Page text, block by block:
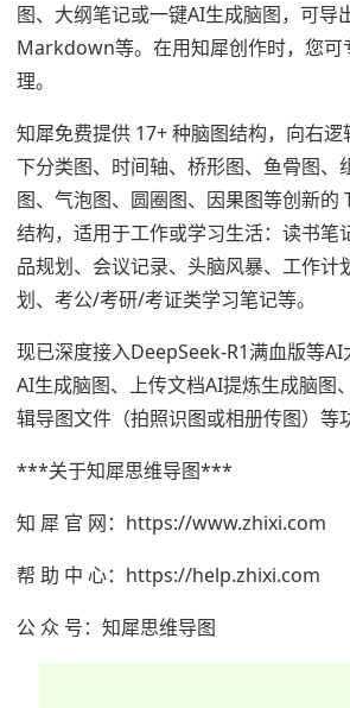
图、大纲笔记或一键AI生成脑图，可导
Markdown等。在用知犀创作时，您可
理。
知犀免费提供 17+ 种脑图结构，向右
下分类图、时间轴、桥形图、鱼骨图、
图、气泡图、圆圈图、因果图等创新
结构，适用于工作或学习生活：读书笔
品规划、会议记录、头脑风暴、工作计
划、考公/考研/考证类学习笔记等。
现已深度接入DeepSeek-R1满血版等
AI生成脑图、上传文档AI提炼生成脑图
辑导图文件（拍照识图或相册传图）等
***关于知犀思维导图***
知 犀 官 网：https://www.zhixi.com
帮 助 中 心：https://help.zhixi.com
公 众 号：知犀思维导图